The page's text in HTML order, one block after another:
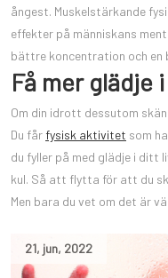
ångest. Muskelstärkande
effekter på människans
bättre koncentration och
Få mer
Om din idrott dessutom
Du får fysisk aktivitet som
du fyller på med glädje i ditt
kul. Så att flytta för att du
Men bara du vet om det är
21, jun, 2022